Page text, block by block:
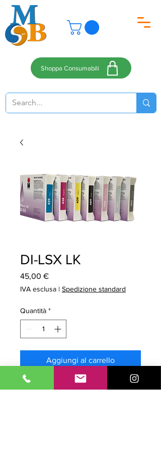
Shoppa Consumabili
DI-LSX LK
45,00 €Prezzo
IVA esclusa | Spedizione standard
Quantità *
Aggiungi al carrello
Prodotto Compatibile. Tipo: